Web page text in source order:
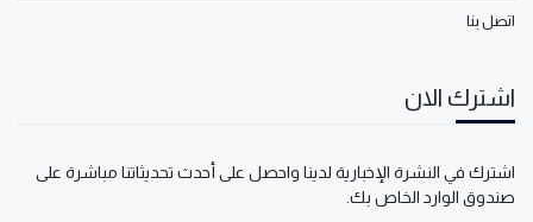
اتصل بنا
اشترك الان
اشترك في النشرة الإخبارية لدينا واحصل على أحدث تحديثاتنا مباشرة على
صندوق الوارد الخاص بك.